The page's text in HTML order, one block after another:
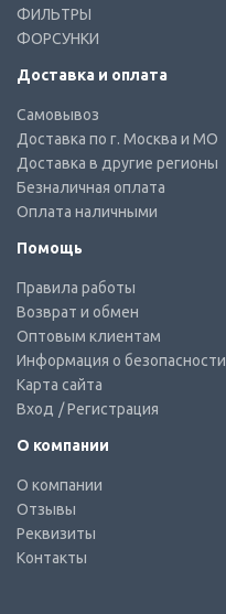
ФИЛЬТРЫ
ФОРСУНКИ
Доставка и оплата
Самовывоз
Доставка по г. Москва и МО
Доставка в другие регионы
Безналичная оплата
Оплата наличными
Помощь
Правила работы
Возврат и обмен
Оптовым клиентам
Информация о безопасности
Карта сайта
Вход / Регистрация
О компании
О компании
Отзывы
Реквизиты
Контакты